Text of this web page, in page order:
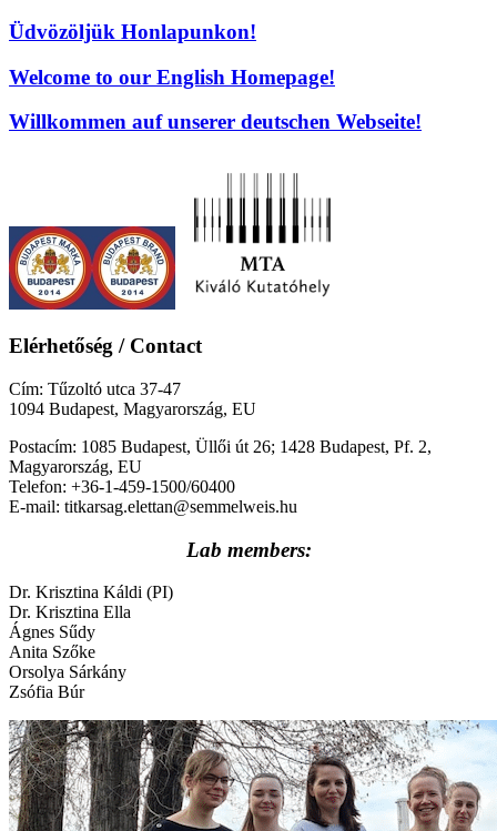
Üdvözöljük Honlapunkon!
Welcome to our English Homepage!
Willkommen auf unserer deutschen Webseite!
Elérhetőség / Contact
Cím: Tűzoltó utca 37-47
1094 Budapest, Magyarország, EU
Postacím: 1085 Budapest, Üllői út 26; 1428 Budapest, Pf. 2,
Magyarország, EU
Telefon: +36-1-459-1500/60400
E-mail: titkarsag.elettan@semmelweis.hu
Lab members:
Dr. Krisztina Káldi (PI)
Dr. Krisztina Ella
Ágnes Sűdy
Anita Szőke
Orsolya Sárkány
Zsófia Búr